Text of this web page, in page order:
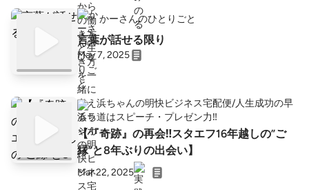
かーさんのひとりごと
言葉が話せる限り
May 7, 2025
浜ちゃんの明快ビジネス宅配便/人生成功の早
道はスピーチ・プレゼン力‼️
【『奇跡』の再会‼️スタエフ16年越しの”ご
縁”と8年ぶりの出会い】
Mar 22, 2025